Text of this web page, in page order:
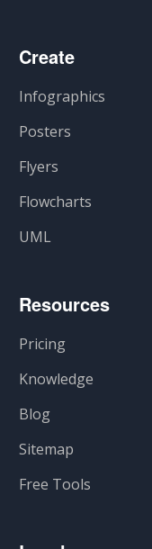
Create
Infographics
Posters
Flyers
Flowcharts
UML
Resources
Pricing
Knowledge
Blog
Sitemap
Free Tools